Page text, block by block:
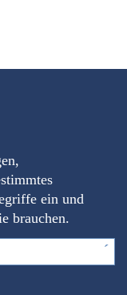
ein und
brauchen.